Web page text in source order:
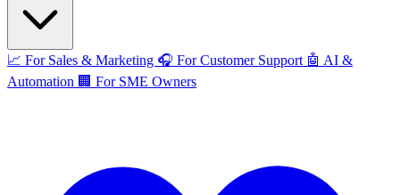
📈 For Sales & Marketing 🎧 For Customer Support 🤖 AI &
Automation 🏢 For SME Owners